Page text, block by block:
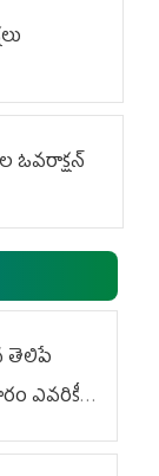
ఓవ‌రాక్ష‌న్‌
తెలిపే
ఎవరికీ